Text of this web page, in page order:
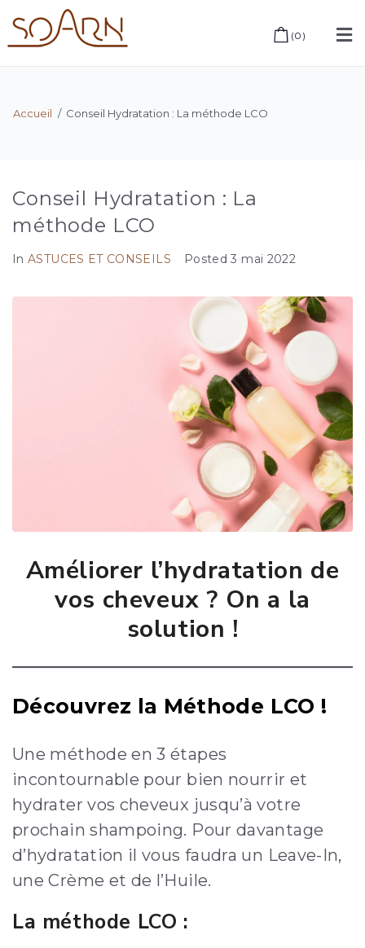
(0 )
Accueil / Conseil Hydratation : La méthode LCO
Conseil Hydratation : La
méthode LCO
InASTUCES ET CONSEILS Posted3 mai 2022
Améliorer l’hydratation de
vos cheveux ? On a la
solution !
Découvrez la Méthode LCO !
Une méthode en 3 étapes
incontournable pour bien nourrir et
hydrater vos cheveux jusqu’à votre
prochain shampoing. Pour davantage
d’hydratation il vous faudra un Leave-In,
une Crème et de l’Huile.
La méthode LCO :